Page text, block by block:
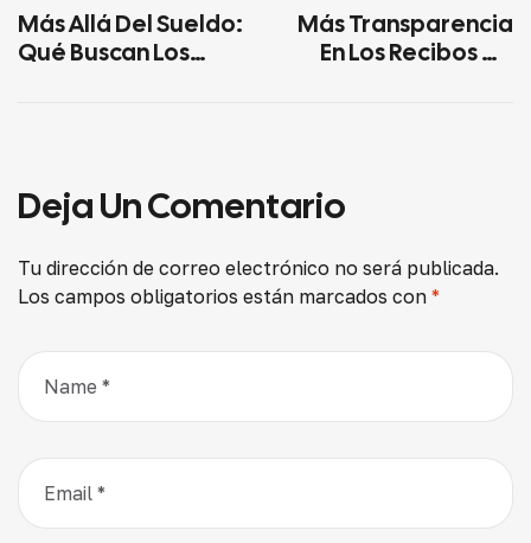
Más Allá Del Sueldo:
Qué Buscan Los
Más Transparencia
En Los Recibos De
Deja Un Comentario
Tu dirección de correo electrónico no será publicada.
Los campos obligatorios están marcados con *